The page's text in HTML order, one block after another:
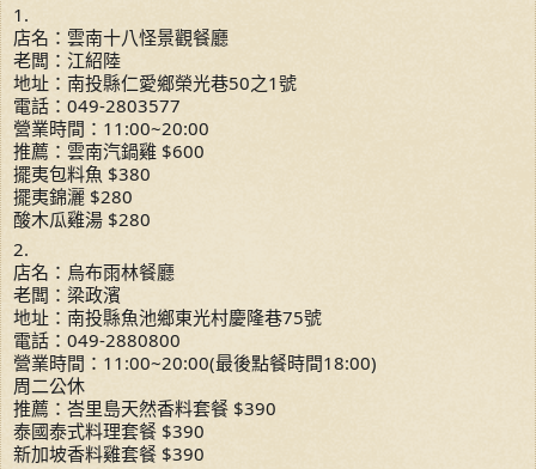
1.
店名：雲南十八怪景觀餐廳
老闆：江紹陸
地址：南投縣仁愛鄉榮光巷50之1號
電話：049-2803577
營業時間：11:00~20:00
推薦：雲南汽鍋雞 $600
擺夷包料魚 $380
擺夷錦灑 $280
酸木瓜雞湯 $280
2.
店名：烏布雨林餐廳
老闆：梁政濱
地址：南投縣魚池鄉東光村慶隆巷75號
電話：049-2880800
營業時間：11:00~20:00(最後點餐時間18:00)
周二公休
推薦：峇里島天然香料套餐 $390
泰國泰式料理套餐 $390
新加坡香料雞套餐 $390